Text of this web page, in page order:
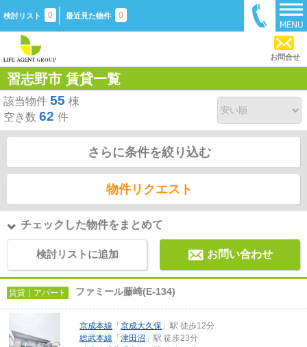
検討リスト 0 最近見た物件 0
お問合せ
習志野市 賃貸一覧
該当物件 55 棟
空き数 62 件
さらに条件を絞り込む
物件リクエスト
チェックした物件をまとめて
検討リストに追加 お問い合わせ
賃貸｜アパート ファミール藤崎(E-134)
京成本線 「 京成大久保 」駅 徒歩12分
総武本線 「 津田沼 」駅 徒歩23分